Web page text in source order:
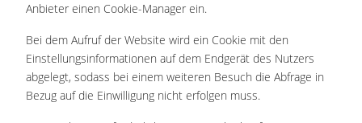
Anbieter einen Cookie-Manager ein.
Bei dem Aufruf der Website wird ein Cookie mit den
Einstellungsinformationen auf dem Endgerät des Nutzers
abgelegt, sodass bei einem weiteren Besuch die Abfrage in
Bezug auf die Einwilligung nicht erfolgen muss.